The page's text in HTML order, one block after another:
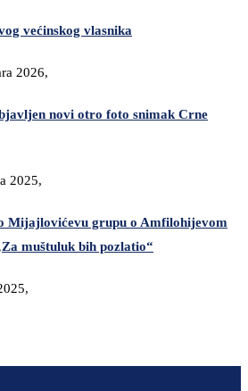
većinskog vlasnika
2026,
novi otro foto snimak Crne
2025,
Mijajlovićevu grupu o Amfilohijevom
muštuluk bih pozlatio“